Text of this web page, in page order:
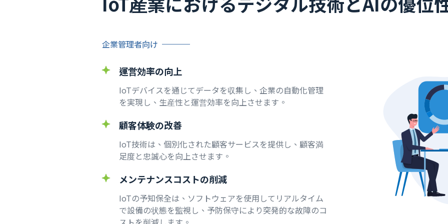
企業管理者向け
運営効率の向上
IoTデバイスを通じてデータを収集し、企業の自動化管理
を実現し、生産性と運営効率を向上させます。
顧客体験の改善
IoT技術は、個別化された顧客サービスを提供し、顧客満
足度と忠誠心を向上させます。
メンテナンスコストの削減
IoTの予知保全は、ソフトウェアを使用してリアルタイム
で設備の状態を監視し、予防保守により突発的な故障のコ